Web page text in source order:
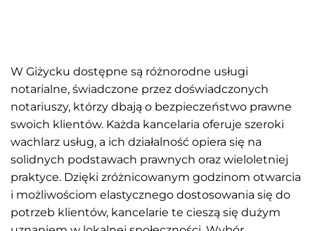
W Giżycku dostępne są różnorodne usługi
notarialne, świadczone przez doświadczonych
notariuszy, którzy dbają o bezpieczeństwo prawne
swoich klientów. Każda kancelaria oferuje szeroki
wachlarz usług, a ich działalność opiera się na
solidnych podstawach prawnych oraz wieloletniej
praktyce. Dzięki zróżnicowanym godzinom otwarcia
i możliwościom elastycznego dostosowania się do
potrzeb klientów, kancelarie te cieszą się dużym